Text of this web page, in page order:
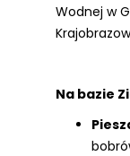
Wodnej w
Na bazie